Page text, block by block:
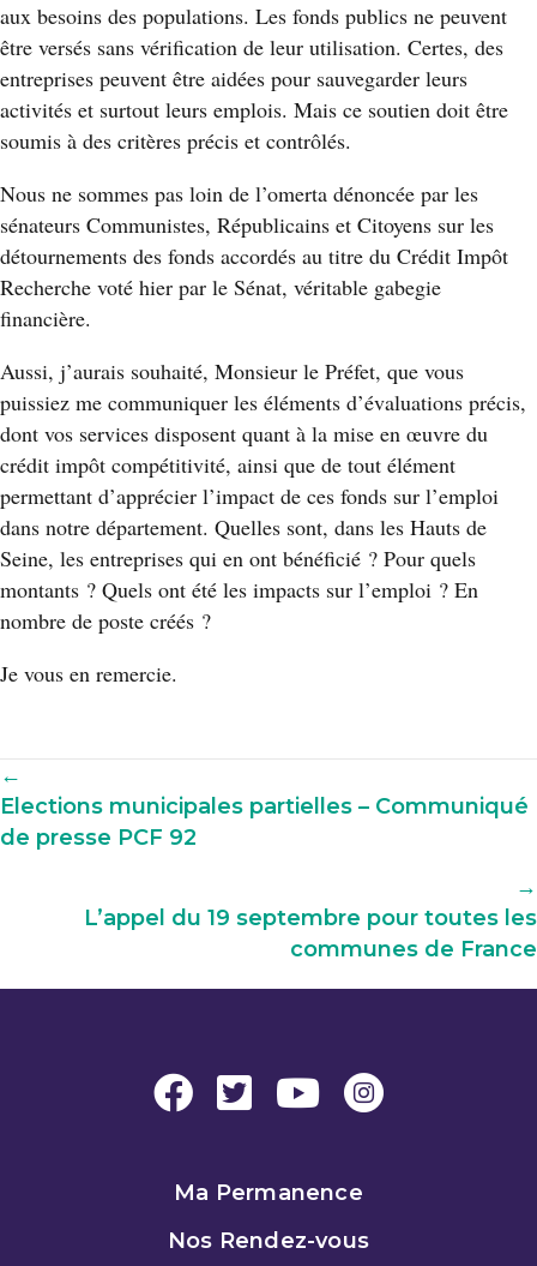
aux besoins des populations. Les fonds publics ne peuvent
être versés sans vérification de leur utilisation. Certes, des
entreprises peuvent être aidées pour sauvegarder leurs
activités et surtout leurs emplois. Mais ce soutien doit être
soumis à des critères précis et contrôlés.
Nous ne sommes pas loin de l’omerta dénoncée par les
sénateurs Communistes, Républicains et Citoyens sur les
détournements des fonds accordés au titre du Crédit Impôt
Recherche voté hier par le Sénat, véritable gabegie
financière.
Aussi, j’aurais souhaité, Monsieur le Préfet, que vous
puissiez me communiquer les éléments d’évaluations précis,
dont vos services disposent quant à la mise en œuvre du
crédit impôt compétitivité, ainsi que de tout élément
permettant d’apprécier l’impact de ces fonds sur l’emploi
dans notre département. Quelles sont, dans les Hauts de
Seine, les entreprises qui en ont bénéficié ? Pour quels
montants ? Quels ont été les impacts sur l’emploi ? En
nombre de poste créés ?
Je vous en remercie.
Navigation
parmi
les
←
Elections municipales partielles – Communiqué
de presse PCF 92
→
L’appel du 19 septembre pour toutes les
communes de France
Ma Permanence
Nos Rendez-vous